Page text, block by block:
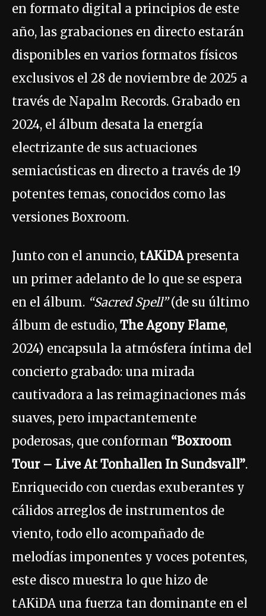
en formato digital a principios de este
año, las grabaciones en directo estarán
disponibles en varios formatos físicos
exclusivos el 28 de noviembre de 2025 a
través de Napalm Records. Grabado en
2024, el álbum desata la energía
electrizante de sus actuaciones
semiacústicas en directo a través de 19
potentes temas, conocidos como las
versiones Boxroom.
Junto con el anuncio, tAKiDApresenta
un primer adelanto de lo que se espera
en el álbum. “Sacred Spell” (de su último
álbum de estudio, The Agony Flame,
2024) encapsula la atmósfera íntima del
concierto grabado: una mirada
cautivadora a las reimaginaciones más
suaves, pero impactantemente
poderosas, que conforman “Boxroom
Tour – Live At Tonhallen In Sundsvall”.
Enriquecido con cuerdas exuberantes y
cálidos arreglos de instrumentos de
viento, todo ello acompañado de
melodías imponentes y voces potentes,
este disco muestra lo que hizo de
tAKiDA una fuerza tan dominante en el